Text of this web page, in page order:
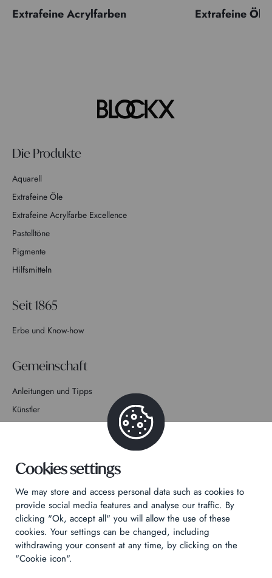
Extrafeine Acrylfarben Extrafeine Öle
Die Produkte
Aquarell
Extrafeine Öle
Extrafeine Acrylfarbe Excellence
Pastelltöne
Pigmente
Hilfsmitteln
Seit 1865
Erbe und Know-how
Gemeinschaft
Anleitungen und Tipps
Künstler
Mitmachen bei der Geschichte
Kontakt
Datenschutzrichtlinie
Rechtliche Hinweise
Cookies settings
We may store and access personal data such as cookies to
provide social media features and analyse our traffic. By
clicking "Ok, accept all" you will allow the use of these
cookies. Your settings can be changed, including
withdrawing your consent at any time, by clicking on the
"Cookie icon".